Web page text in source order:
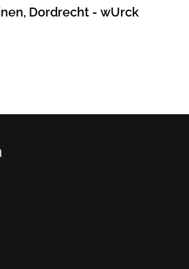
Dordrecht - wUrck